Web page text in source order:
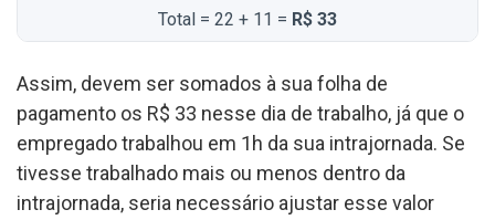
Total = 22 + 11 = R$ 33
Assim, devem ser somados à sua folha de
pagamento os R$ 33 nesse dia de trabalho, já que o
empregado trabalhou em 1h da sua intrajornada. Se
tivesse trabalhado mais ou menos dentro da
intrajornada, seria necessário ajustar esse valor